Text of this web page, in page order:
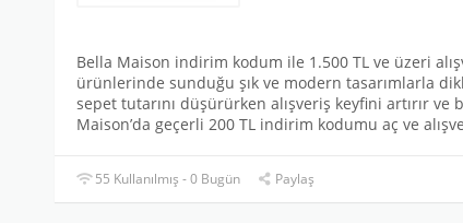
Bella Maison indirim kodum ile 1.500 TL ve üzeri
ürünlerinde sunduğu şık ve modern tasarımlarla
sepet tutarını düşürürken alışveriş keyfini artırır
Maison’da geçerli 200 TL indirim kodumu aç ve
55 Kullanılmış - 0 Bugün Paylaş